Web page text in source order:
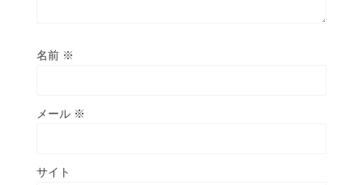
名前 ※
メール ※
サイト